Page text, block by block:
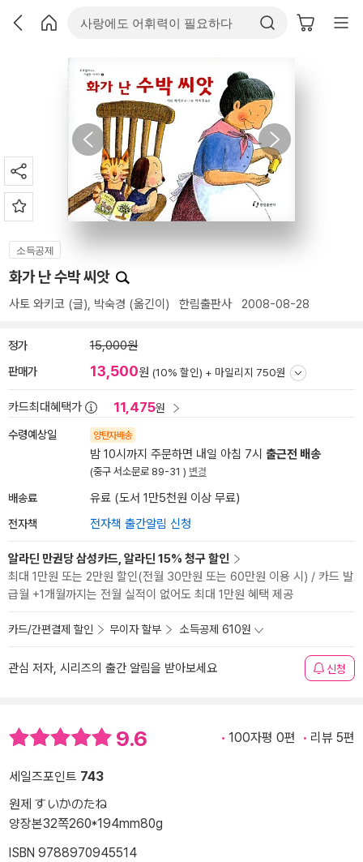
소득공제
화가 난 수박 씨앗
사토 와키코 (글), 박숙경 (옮긴이) 한림출판사 2008-08-28
정가 15,000원
판매가 13,500원 (10% 할인) + 마일리지 750원
카드최대혜택가 11,475원
수령예상일 양탄자배송
밤 10시까지 주문하면 내일 아침 7시 출근전 배송
(중구 서소문로 89-31 ) 변경
배송료 유료 (도서 1만5천원 이상 무료)
전자책 전자책 출간알림 신청
알라딘 만권당 삼성카드, 알라딘 15% 청구 할인
최대 1만원 또는 2만원 할인(전월 30만원 또는 60만원 이용 시) / 카드 발
급월 +1개월까지는 전월 실적이 없어도 최대 1만원 혜택 제공
카드/간편결제 할인 무이자 할부 소득공제 610원
관심 저자, 시리즈의 출간 알림을 받아보세요 신청
9.6 100자평 0편 리뷰 5편
세일즈포인트 743
원제 すいかのたね
양장본32쪽260*194mm80g
ISBN 9788970945514